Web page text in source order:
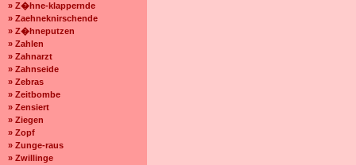
» Z�hne-klappernde
» Zaehneknirschende
» Z�hneputzen
» Zahlen
» Zahnarzt
» Zahnseide
» Zebras
» Zeitbombe
» Zensiert
» Ziegen
» Zopf
» Zunge-raus
» Zwillinge